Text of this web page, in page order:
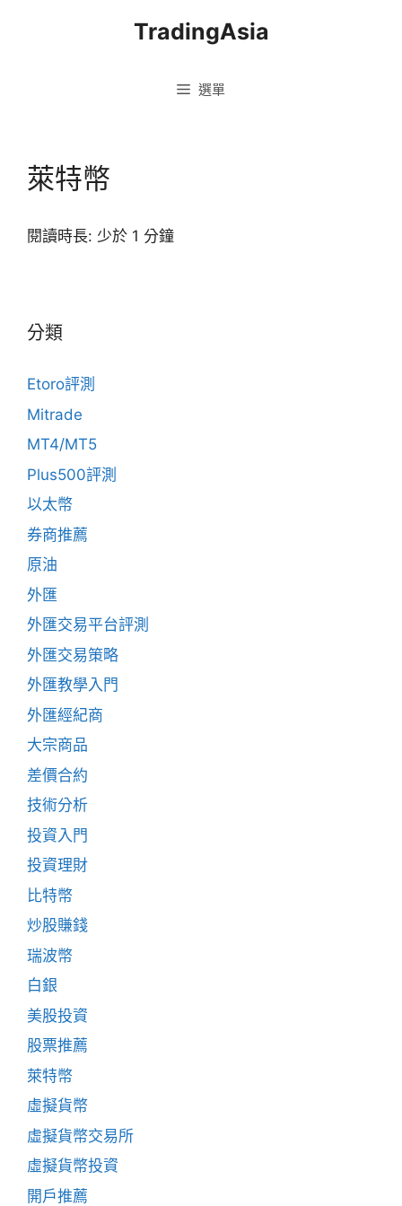
TradingAsia
選單
萊特幣
閱讀時長: 少於 1 分鐘
分類
Etoro評測
Mitrade
MT4/MT5
Plus500評測
以太幣
券商推薦
原油
外匯
外匯交易平台評測
外匯交易策略
外匯教學入門
外匯經紀商
大宗商品
差價合約
技術分析
投資入門
投資理財
比特幣
炒股賺錢
瑞波幣
白銀
美股投資
股票推薦
萊特幣
虛擬貨幣
虛擬貨幣交易所
虛擬貨幣投資
開戶推薦